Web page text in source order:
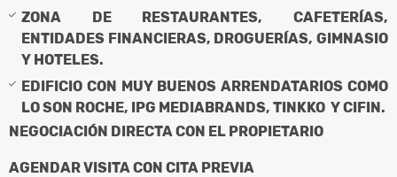
ZONA DE RESTAURANTES, CAFETERÍAS,
ENTIDADES FINANCIERAS, DROGUERÍAS, GIMNASIO
Y HOTELES.
EDIFICIO CON MUY BUENOS ARRENDATARIOS COMO
LO SON ROCHE, IPG MEDIABRANDS, TINKKO Y CIFIN.
NEGOCIACIÓN DIRECTA CON EL PROPIETARIO
AGENDAR VISITA CON CITA PREVIA